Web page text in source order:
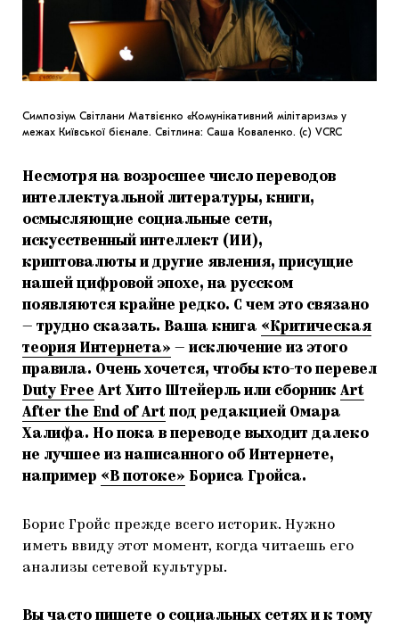
Симпозіум Світлани Матвієнко «Комунікативний мілітаризм» у
межах Київської бієнале. Світлина: Саша Коваленко. (с) VCRC
Несмотря на возросшее число переводов
интеллектуальной литературы, книги,
осмысляющие социальные сети,
искусственный интеллект (ИИ),
криптовалюты и другие явления, присущие
нашей цифровой эпохе, на русском
появляются крайне редко. С чем это связано
— трудно сказать. Ваша книга «Критическая
теория Интернета» — исключение из этого
правила. Очень хочется, чтобы кто-то перевел
Duty Free Art Хито Штейерль или сборник Art
After the End of Art под редакцией Омара
Халифа. Но пока в переводе выходит далеко
не лучшее из написанного об Интернете,
например «В потоке» Бориса Гройса.
Борис Гройс прежде всего историк. Нужно
иметь ввиду этот момент, когда читаешь его
анализы сетевой культуры.
Вы часто пишете о социальных сетях и к тому